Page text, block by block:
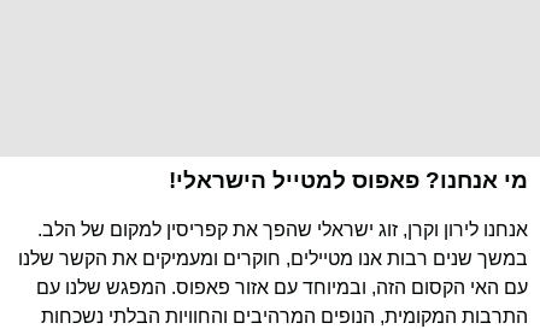
מי אנחנו? פאפוס למטייל הישראלי!
אנחנו לירון וקרן, זוג ישראלי שהפך את קפריסין למקום של הלב.
במשך שנים רבות אנו מטיילים, חוקרים ומעמיקים את הקשר שלנו
עם האי הקסום הזה, ובמיוחד עם אזור פאפוס. המפגש שלנו עם
התרבות המקומית, הנופים המרהיבים והחוויות הבלתי נשכחות